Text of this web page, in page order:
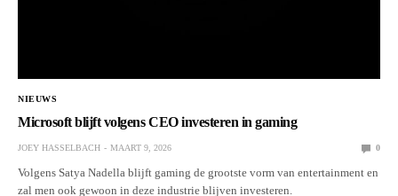
NIEUWS
Microsoft blijft volgens CEO investeren in gaming
JOEY HASSELBACH MAART 9, 2026 0
Volgens Satya Nadella blijft gaming de grootste vorm van entertainment en
zal men ook gewoon in deze industrie blijven investeren.